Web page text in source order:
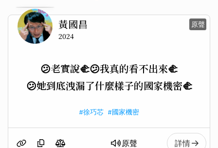
黃國昌
2024
原聲
😕老實說🫲😕我真的看不出來🫲
😕她到底洩漏了什麼樣子的國家機密🫲
#徐巧芯 #國家機密
原聲 詳情